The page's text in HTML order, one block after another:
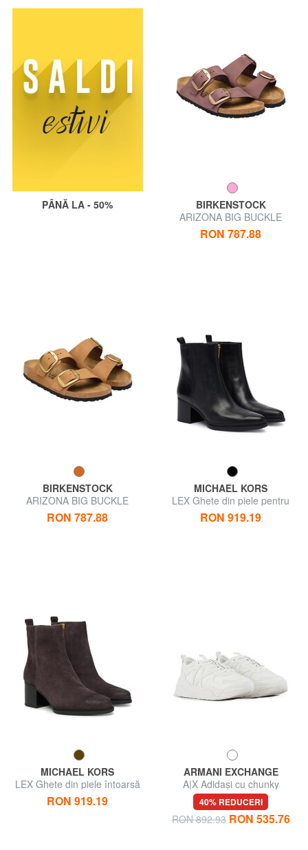
PÂNĂ LA - 50%
BIRKENSTOCK
ARIZONA BIG BUCKLE
Sandale papuci
RON 787.88
BIRKENSTOCK
ARIZONA BIG BUCKLE
Sandale papuci
RON 787.88
MICHAEL KORS
LEX Ghete din piele pentru
gleznă
RON 919.19
MICHAEL KORS
LEX Ghete din piele întoarsă
RON 919.19
ARMANI EXCHANGE
A|X Adidași cu chunky
40% REDUCERI
RON 892.93 RON 535.76